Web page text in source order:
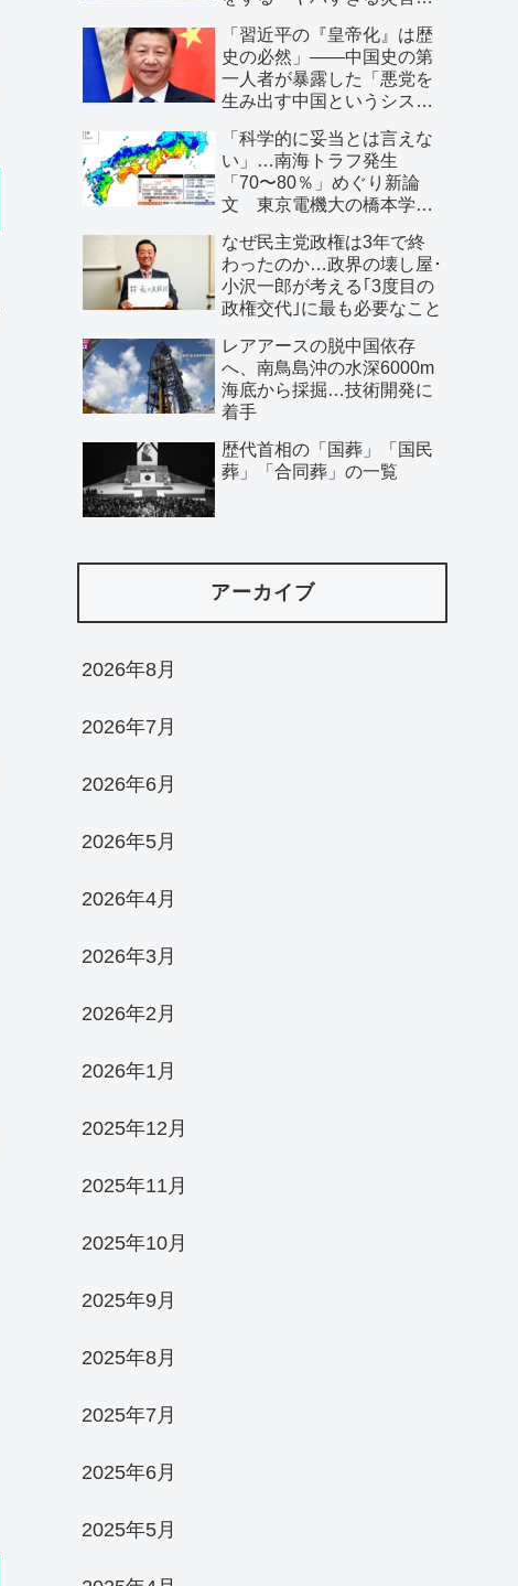
「習近平の『皇帝化』は歴
史の必然」――中国史の第
一人者が暴露した「悪党を
生み出す中国というシステ
「科学的に妥当とは言えな
い」…南海トラフ発生
「70〜80％」めぐり新論
文 東京電機大の橋本学特
なぜ民主党政権は3年で終
わったのか…政界の壊し屋･
小沢一郎が考える｢3度目の
政権交代｣に最も必要なこと
レアアースの脱中国依存
へ、南鳥島沖の水深6000m
海底から採掘…技術開発に
着手
歴代首相の「国葬」「国民
葬」「合同葬」の一覧
アーカイブ
2026年8月
2026年7月
2026年6月
2026年5月
2026年4月
2026年3月
2026年2月
2026年1月
2025年12月
2025年11月
2025年10月
2025年9月
2025年8月
2025年7月
2025年6月
2025年5月